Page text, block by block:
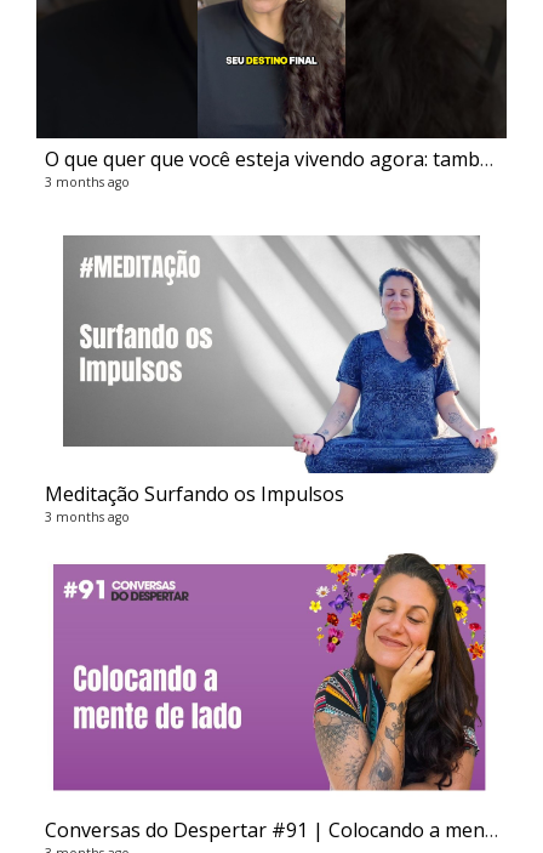
O que quer que você esteja vivendo agora: também vai passar
3 months ago
Meditação Surfando os Impulsos
3 months ago
Conversas do Despertar #91 | Colocando a mente de lado